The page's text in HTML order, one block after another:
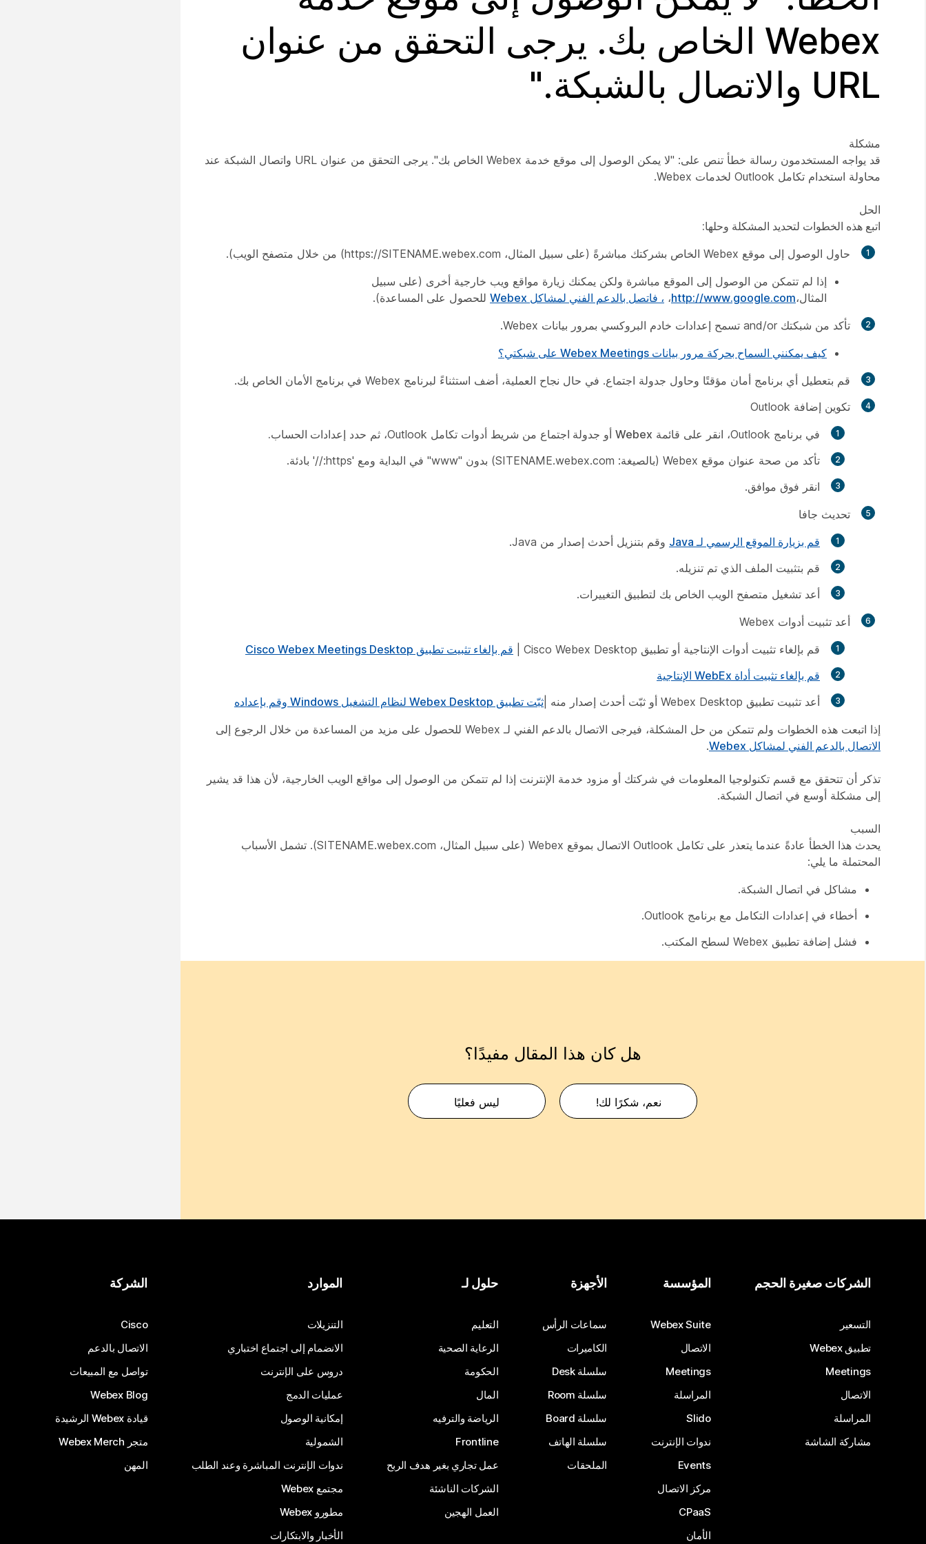
Webex الخاص بك. يرجى التحقق من عنوان
URL والاتصال بالشبكة."
مشكلة
قد يواجه المستخدمون رسالة خطأ تنص على: "لا يمكن الوصول إلى موقع خدمة Webex الخاص بك". يرجى التحقق من عنوان URL واتصال الشبكة عند
محاولة استخدام تكامل Outlook لخدمات Webex.
الحل
اتبع هذه الخطوات لتحديد المشكلة وحلها:
حاول الوصول إلى موقع Webex الخاص بشركتك مباشرةً (على سبيل المثال، https://SITENAME.webex.com) من خلال متصفح الويب).
إذا لم تتمكن من الوصول إلى الموقع مباشرة ولكن يمكنك زيارة مواقع ويب خارجية أخرى (على سبيل
المثال،http://www.google.com، ، فاتصل بالدعم الفني لمشاكل Webex
للحصول على المساعدة).
تأكد من شبكتك and/or تسمح إعدادات خادم البروكسي بمرور بيانات Webex.
كيف يمكنني السماح بحركة مرور بيانات Webex Meetings على شبكتي؟
قم بتعطيل أي برنامج أمان مؤقتًا وحاول جدولة اجتماع. في حال نجاح العملية، أضف استثناءً لبرنامج Webex في برنامج الأمان الخاص بك.
تكوين إضافة Outlook
في برنامج Outlook، انقر على قائمة
Webex أو جدولة اجتماع من شريط أدوات تكامل Outlook، ثم حدد
إعدادات الحساب.
تأكد من صحة عنوان موقع Webex (بالصيغة: SITENAME.webex.com) بدون "www" في البداية ومع 'https://' بادئة.
انقر فوق موافق.
تحديث جافا
قم بزيارة الموقع الرسمي لـ Java
وقم بتنزيل أحدث إصدار من Java.
قم بتثبيت الملف الذي تم تنزيله.
أعد تشغيل متصفح الويب الخاص بك لتطبيق التغييرات.
أعد تثبيت أدوات Webex
قم بإلغاء تثبيت أدوات الإنتاجية أو تطبيق Cisco Webex Desktop |
قم بإلغاء تثبيت تطبيق Cisco Webex Meetings Desktop
قم بإلغاء تثبيت أداة WebEx الإنتاجية
أعد تثبيت تطبيق Webex Desktop أو ثبّت أحدث إصدار منه |
ثبّت تطبيق Webex Desktop لنظام التشغيل Windows وقم بإعداده
إذا اتبعت هذه الخطوات ولم تتمكن من حل المشكلة، فيرجى الاتصال بالدعم الفني لـ Webex للحصول على مزيد من المساعدة من خلال الرجوع إلى
الاتصال بالدعم الفني لمشاكل Webex
.
تذكر أن تتحقق مع قسم تكنولوجيا المعلومات في شركتك أو مزود خدمة الإنترنت إذا لم تتمكن من الوصول إلى مواقع الويب الخارجية، لأن هذا قد يشير
إلى مشكلة أوسع في اتصال الشبكة.
السبب
يحدث هذا الخطأ عادةً عندما يتعذر على تكامل Outlook الاتصال بموقع Webex (على سبيل المثال، SITENAME.webex.com). تشمل الأسباب
المحتملة ما يلي:
مشاكل في اتصال الشبكة.
أخطاء في إعدادات التكامل مع برنامج Outlook.
فشل إضافة تطبيق Webex لسطح المكتب.
هل كان هذا المقال مفيدًا؟
نعم، شكرًا لك! ليس فعليًا
الشركات صغيرة الحجم
التسعير
تطبيق Webex
Meetings
الاتصال
المراسلة
مشاركة الشاشة
المؤسسة
Webex Suite
الاتصال
Meetings
المراسلة
Slido
ندوات الإنترنت
Events
مركز الاتصال
CPaaS
الأمان
الأجهزة
سماعات الرأس
الكاميرات
سلسلة Desk
سلسلة Room
سلسلة Board
سلسلة الهاتف
الملحقات
حلول لـ
التعليم
الرعاية الصحية
الحكومة
المال
الرياضة والترفيه
Frontline
عمل تجاري بغير هدف الربح
الشركات الناشئة
العمل الهجين
الموارد
التنزيلات
الانضمام إلى اجتماع اختباري
دروس على الإنترنت
عمليات الدمج
إمكانية الوصول
الشمولية
ندوات الإنترنت المباشرة وعند الطلب
مجتمع Webex
مطورو Webex
الأخبار والابتكارات
الشركة
Cisco
الاتصال بالدعم
تواصل مع المبيعات
Webex Blog
قيادة Webex الرشيدة
متجر Webex Merch
المهن